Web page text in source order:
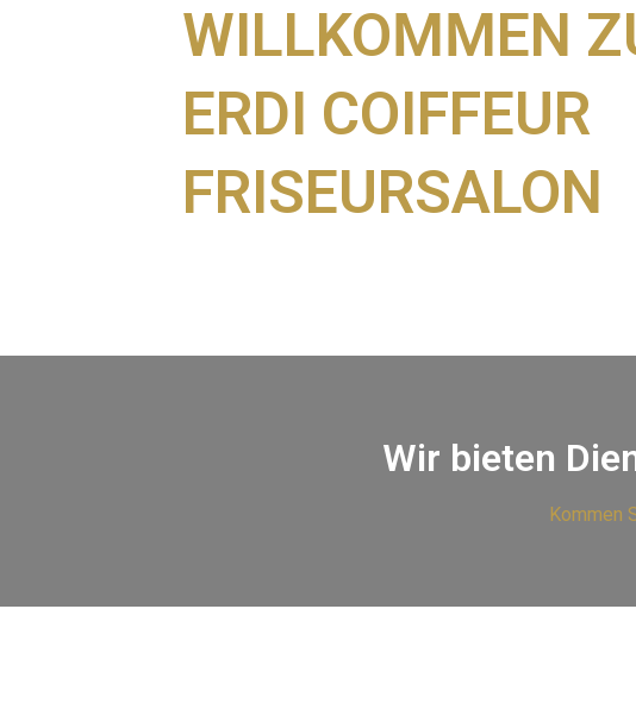
WILLKOMMEN
ERDI COIFFEUR
FRISEURSALON
Wir bieten
Kommen